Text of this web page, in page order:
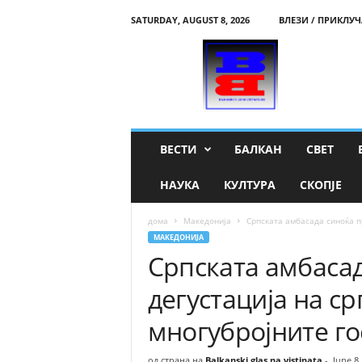
SATURDAY, AUGUST 8, 2026
ВЛЕЗИ /
ВЕСТИ БАЛКАН СВЕТ
НАУКА КУЛТУРА СКОПЈЕ
дома Македонија Српската амбасада синоќа
МАКЕДОНИЈА
Српската
дегустација на
многубројните